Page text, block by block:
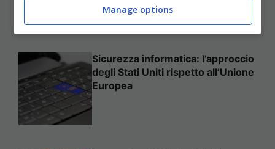
Sicurezza informatica: l’approccio
degli Stati Uniti rispetto all’Unione
Europea
Manage options